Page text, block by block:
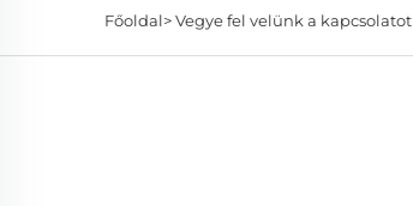
Főoldal>Vegye fel velünk a kapcsolatot